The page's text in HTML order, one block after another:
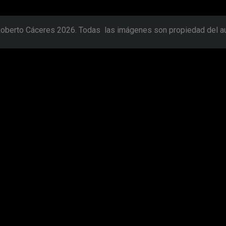
Cáceres 2026. Todas las imágenes son propiedad del